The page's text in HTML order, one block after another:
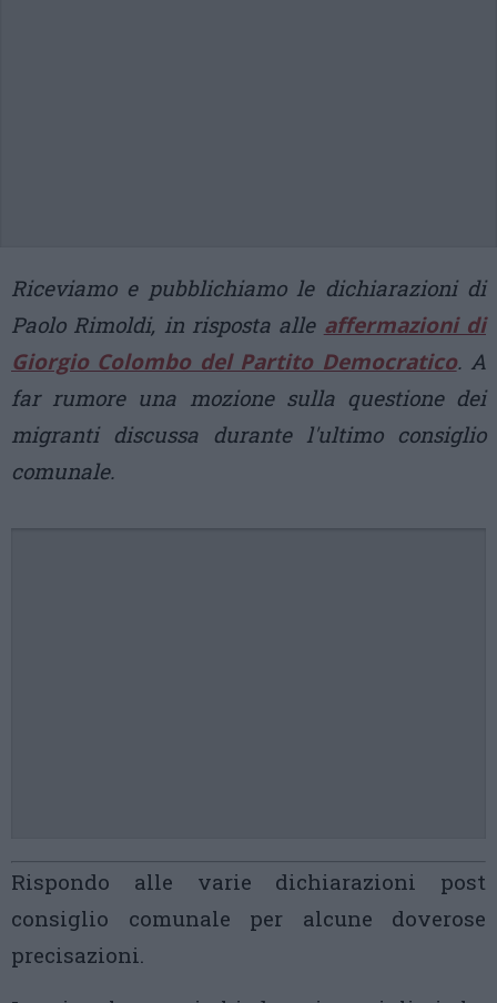
Riceviamo e pubblichiamo le dichiarazioni di
Paolo Rimoldi, in risposta alle affermazioni di
Giorgio Colombo del Partito Democratico. A
far rumore una mozione sulla questione dei
migranti discussa durante l'ultimo consiglio
comunale.
Rispondo alle varie dichiarazioni post
consiglio comunale per alcune doverose
precisazioni.